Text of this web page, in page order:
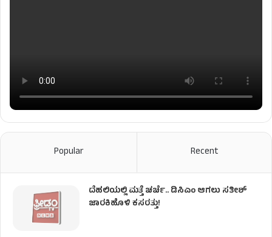
Popular Recent
ದೆಹಲಿಯಲ್ಲಿ ಮತ್ತೆ ಚರ್ಚೆ.. ಡಿಸಿಎಂ ಆಗಲು ಸತೀಶ್
ಜಾರಕಿಹೊಳಿ ಕಸರತ್ತು!